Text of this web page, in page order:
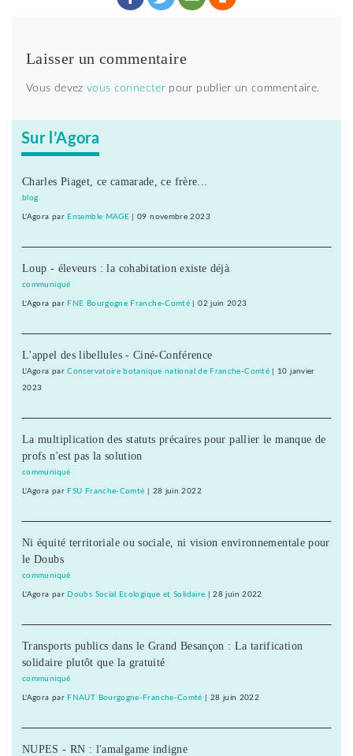
Laisser un commentaire
Vous devez vous connecter pour publier un commentaire.
Sur l’Agora
Charles Piaget, ce camarade, ce frère...
blog
L'Agora par Ensemble MAGE |09 novembre 2023
Loup - éleveurs : la cohabitation existe déjà
communiqué
L'Agora par FNE Bourgogne Franche-Comté |02 juin 2023
L'appel des libellules - Ciné-Conférence
L'Agora parConservatoire botanique national de Franche-Comté| 10 janvier
2023
La multiplication des statuts précaires pour pallier le manque de
profs n'est pas la solution
communiqué
L'Agora par FSU Franche-Comté 28 juin 2022
Ni équité territoriale ou sociale, ni vision environnementale pour
le Doubs
communiqué
L'Agora par Doubs Social Ecologique et Solidaire |28 juin 2022
Transports publics dans le Grand Besançon : La tarification
solidaire plutôt que la gratuité
communiqué
L'Agora par FNAUT Bourgogne-Franche-Comté 28 juin 2022
NUPES - RN : l'amalgame indigne